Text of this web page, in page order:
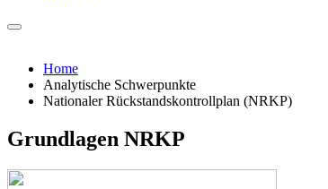
Home
Analytische Schwerpunkte
Nationaler Rückstandskontrollplan (NRKP)
Grundlagen NRKP